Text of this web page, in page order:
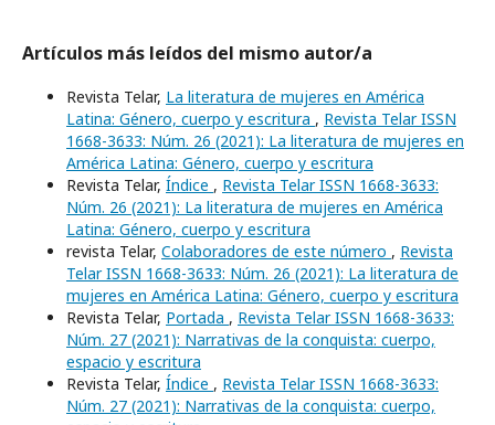
Artículos más leídos del mismo autor/a
Revista Telar, La literatura de mujeres en América
Latina: Género, cuerpo y escritura , Revista Telar ISSN
1668-3633: Núm. 26 (2021): La literatura de mujeres en
América Latina: Género, cuerpo y escritura
Revista Telar, Índice , Revista Telar ISSN 1668-3633:
Núm. 26 (2021): La literatura de mujeres en América
Latina: Género, cuerpo y escritura
revista Telar, Colaboradores de este número , Revista
Telar ISSN 1668-3633: Núm. 26 (2021): La literatura de
mujeres en América Latina: Género, cuerpo y escritura
Revista Telar, Portada , Revista Telar ISSN 1668-3633:
Núm. 27 (2021): Narrativas de la conquista: cuerpo,
espacio y escritura
Revista Telar, Índice , Revista Telar ISSN 1668-3633:
Núm. 27 (2021): Narrativas de la conquista: cuerpo,